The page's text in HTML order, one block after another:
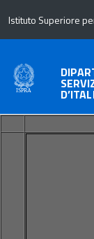
Istituto Superiore